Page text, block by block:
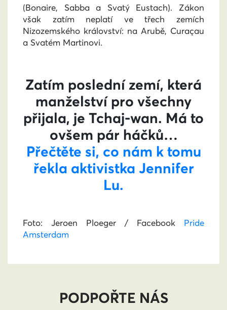
(Bonaire, Sabba a Svatý Eustach). Zákon
však zatím neplatí ve třech zemích
Nizozemského království: na Arubě, Curaçau
a Svatém Martinovi.
Zatím poslední zemí, která
manželství pro všechny
přijala, je Tchaj-wan. Má to
ovšem pár háčků…
Přečtěte si, co nám k tomu
řekla aktivistka Jennifer
Lu.
Foto: Jeroen Ploeger / Facebook Pride
Amsterdam
PODPOŘTE NÁS